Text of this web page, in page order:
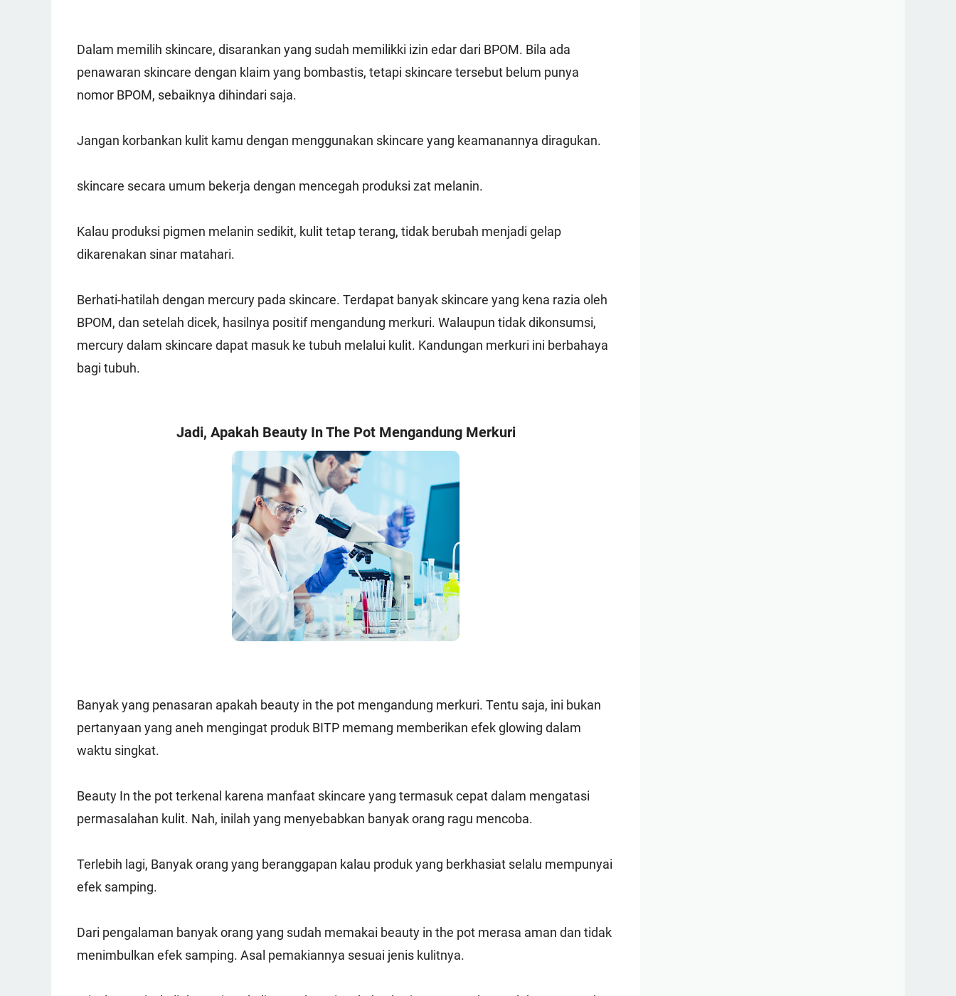
Dalam memilih skincare, disarankan yang sudah memilikki izin edar dari BPOM. Bila ada
penawaran skincare dengan klaim yang bombastis, tetapi skincare tersebut belum punya
nomor BPOM, sebaiknya dihindari saja.
Jangan korbankan kulit kamu dengan menggunakan skincare yang keamanannya diragukan.
skincare secara umum bekerja dengan mencegah produksi zat melanin.
Kalau produksi pigmen melanin sedikit, kulit tetap terang, tidak berubah menjadi gelap
dikarenakan sinar matahari.
Berhati-hatilah dengan mercury pada skincare. Terdapat banyak skincare yang kena razia oleh
BPOM, dan setelah dicek, hasilnya positif mengandung merkuri. Walaupun tidak dikonsumsi,
mercury dalam skincare dapat masuk ke tubuh melalui kulit. Kandungan merkuri ini berbahaya
bagi tubuh.
Jadi, Apakah Beauty In The Pot Mengandung Merkuri
Banyak yang penasaran apakah beauty in the pot mengandung merkuri. Tentu saja, ini bukan
pertanyaan yang aneh mengingat produk BITP memang memberikan efek glowing dalam
waktu singkat.
Beauty In the pot terkenal karena manfaat skincare yang termasuk cepat dalam mengatasi
permasalahan kulit. Nah, inilah yang menyebabkan banyak orang ragu mencoba.
Terlebih lagi, Banyak orang yang beranggapan kalau produk yang berkhasiat selalu mempunyai
efek samping.
Dari pengalaman banyak orang yang sudah memakai beauty in the pot merasa aman dan tidak
menimbulkan efek samping. Asal pemakiannya sesuai jenis kulitnya.